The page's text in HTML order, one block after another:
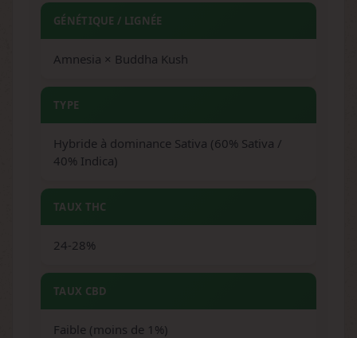
GÉNÉTIQUE / LIGNÉE
Amnesia × Buddha Kush
TYPE
Hybride à dominance Sativa (60% Sativa /
40% Indica)
TAUX THC
24-28%
TAUX CBD
Faible (moins de 1%)